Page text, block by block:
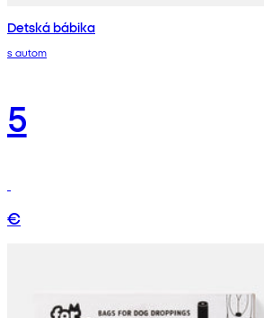
Detská bábika
s autom
5
€